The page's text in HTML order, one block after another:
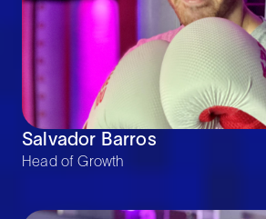
Salvador Barros
Head of Growth